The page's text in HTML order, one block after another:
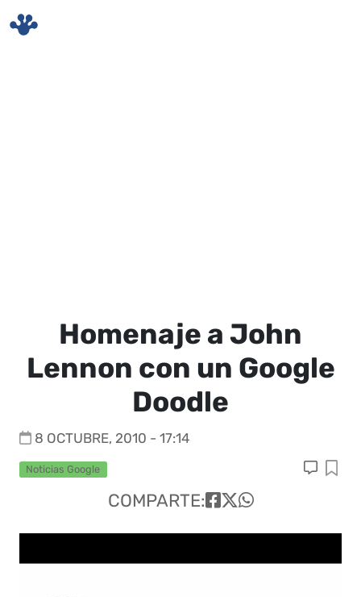
Homenaje a John
Lennon con un Google
Doodle
8 OCTUBRE, 2010 - 17:14
Noticias Google
COMPARTE: